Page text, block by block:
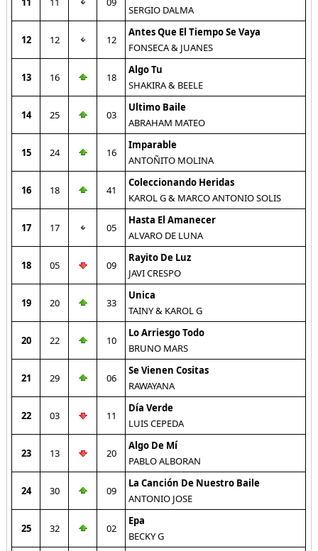
SERGIO DALMA
12 12 12
Antes Que El Tiempo Se Vaya
FONSECA & JUANES
13 16 18
Algo Tu
SHAKIRA & BEELE
14 25 03
Ultimo Baile
ABRAHAM MATEO
15 24 16
Imparable
ANTOÑITO MOLINA
16 18 41
Coleccionando Heridas
KAROL G & MARCO ANTONIO SOLIS
17 17 05
Hasta El Amanecer
ALVARO DE LUNA
18 05 09
Rayito De Luz
JAVI CRESPO
19 20 33
Unica
TAINY & KAROL G
20 22 10
Lo Arriesgo Todo
BRUNO MARS
21 29 06
Se Vienen Cositas
RAWAYANA
22 03 11
Día Verde
LUIS CEPEDA
23 13 20
Algo De Mí
PABLO ALBORAN
24 30 09
La Canción De Nuestro Baile
ANTONIO JOSE
25 32 02
Epa
BECKY G